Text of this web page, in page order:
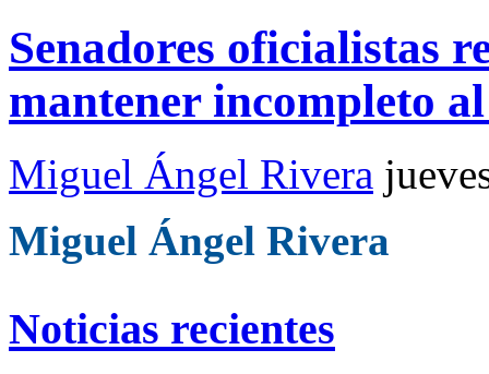
Senadores oficialistas
mantener incompleto
Miguel Ángel Rivera
Miguel Ángel Rivera
Noticias recientes